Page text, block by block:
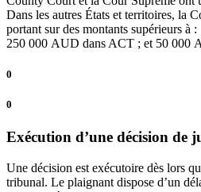
Dans les autres États et territoires, la
portant sur des montants supérieurs
250 000 AUD dans ACT ; et 50 000
0
0
Exécution d’une décision de
Une décision est exécutoire dès lors
tribunal. Le plaignant dispose d’un